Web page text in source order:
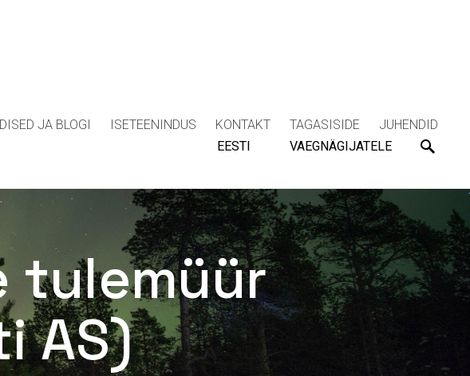
JA BLOGI ISETEENINDUS KONTAKT TAGASISIDE
JUHENDID
EESTI
VAEGNÄGIJATELE
tulemüür
AS)